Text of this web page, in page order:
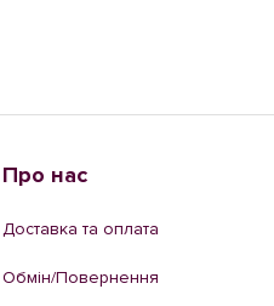
Про нас
Доставка та оплата
Обмін/Повернення